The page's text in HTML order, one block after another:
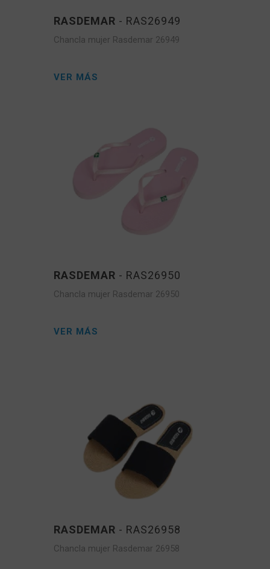
RASDEMAR - RAS26949
Chancla mujer Rasdemar 26949
VER MÁS
RASDEMAR - RAS26950
Chancla mujer Rasdemar 26950
VER MÁS
RASDEMAR - RAS26958
Chancla mujer Rasdemar 26958